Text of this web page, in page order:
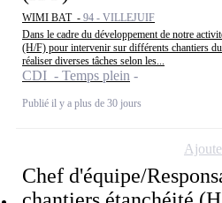
WIMI BAT - 94 - VILLEJUIF
Dans le cadre du développement de notre
(H/F) pour intervenir sur différents chantiers du
réaliser diverses tâches selon les...
CDI - Temps plein
Publié il y a plus de 30 jours
Chef d'équipe/